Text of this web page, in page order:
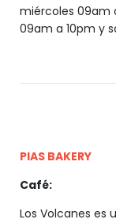
miércoles 09am
09am a 10pm y
PIAS BAKERY
Café:
Los Volcanes es